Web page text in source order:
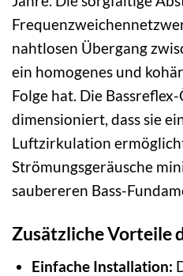
nahtlosen Übergang
ein homogenes und
Folge hat. Die
dimensioniert, dass sie
Luftzirkulation
Strömungsgeräusche
saubereren Bass-
Zusätzliche Vorteile
Einfache Installation: